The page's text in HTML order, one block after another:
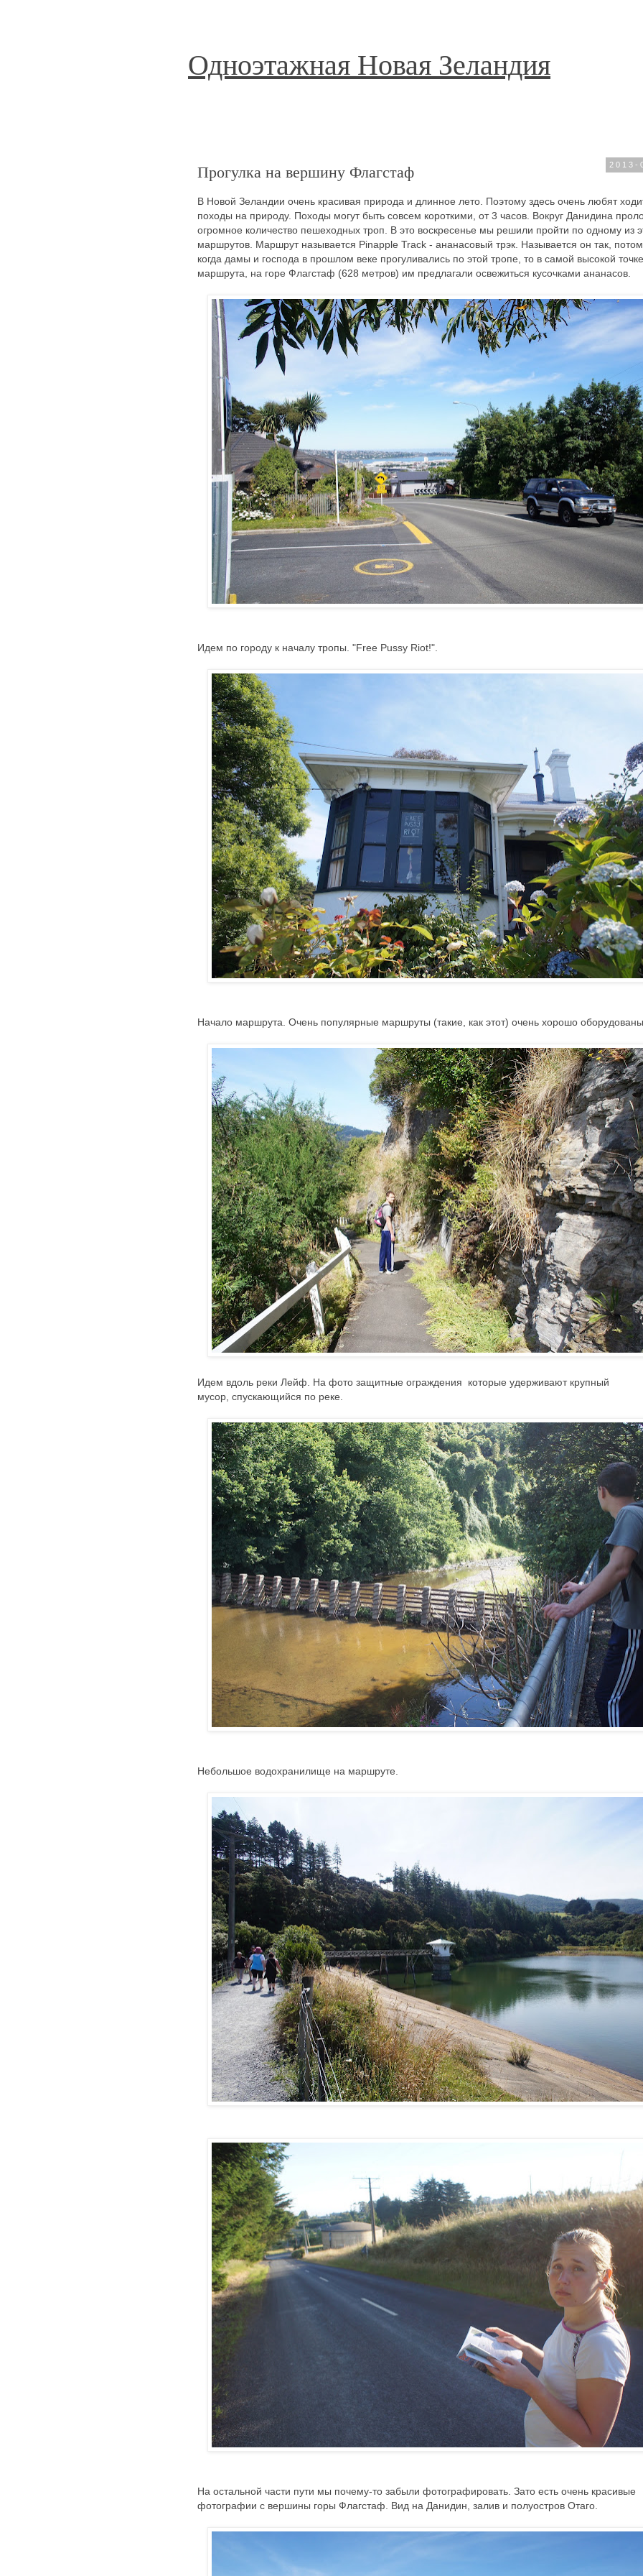
Одноэтажная Новая Зеландия
2013-
Прогулка на вершину Флагстаф
В Новой Зеландии очень красивая природа и длинное лето. Поэтому здесь очень любят
походы на природу. Походы могут быть совсем короткими, от 3 часов. Вокруг Данидина
огромное количество пешеходных троп. В это воскресенье мы решили пройти по одному из
маршрутов. Маршрут называется Pinapple Track - ананасовый трэк. Называется он так,
когда дамы и господа в прошлом веке прогуливались по этой тропе, то в самой высокой точке
маршрута, на горе Флагстаф (628 метров) им предлагали освежиться кусочками ананасов.
Идем по городу к началу тропы. "Free Pussy Riot!".
Начало маршрута. Очень популярные маршруты (такие, как этот) очень хорошо
Идем вдоль реки Лейф. На фото защитные ограждения которые удерживают крупный
мусор, спускающийся по реке.
Небольшое водохранилище на маршруте.
На остальной части пути мы почему-то забыли фотографировать. Зато есть очень красивые
фотографии с вершины горы Флагстаф. Вид на Данидин, залив и полуостров Отаго.